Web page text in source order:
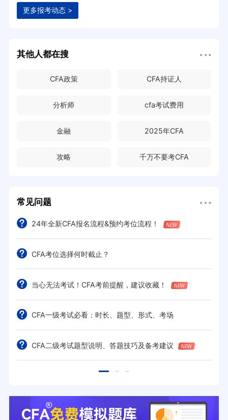
更多报考动态 >
其他人都在搜
CFA政策 CFA持证人
分析师 cfa考试费用
金融 2025年CFA
攻略 千万不要考CFA
常见问题
24年全新CFA报名流程&预约考位流程！
CFA考位选择何时截止？
当心无法考试！CFA考前提醒，建议收藏！
CFA一级考试必看：时长、题型、形式、考场
CFA二级考试题型说明、答题技巧及备考建议